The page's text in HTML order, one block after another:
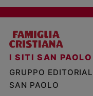
I SITI SAN PAOLO
GRUPPO
SAN PAOLO